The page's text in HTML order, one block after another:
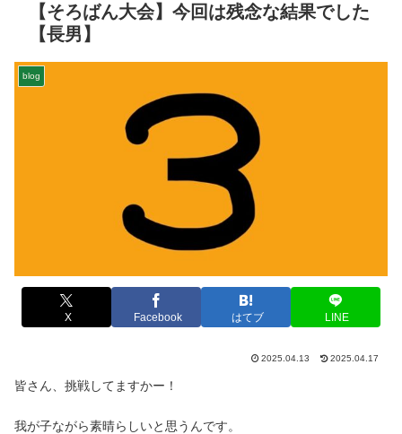
【そろばん大会】今回は残念な結果でした
【長男】
blog
X Facebook はてブ LINE
2025.04.13 2025.04.17
皆さん、挑戦してますかー！
我が子ながら素晴らしいと思うんです。